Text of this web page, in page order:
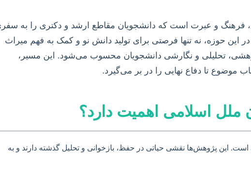
فرهنگ و عبرت است که دانشجویان مقاطع ارشد و دکتری را به
این حوزه، نه تنها فرصتی برای تولید دانش نو و کمک به فهم میراث
تحلیلی و نگارشی دانشجویان محسوب می‌شود. این مسیر،
موضوع تا دفاع نهایی را در بر می‌گیرد.
ملل اسلامی اهمیت دارد؟
است. این پژوهش‌ها نقشی حیاتی در حفظ، بازخوانی و تحلیل گذشته دارند و به